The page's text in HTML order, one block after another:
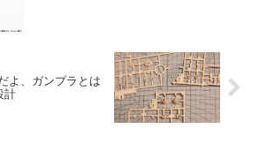
よ、ガンプラとは
計